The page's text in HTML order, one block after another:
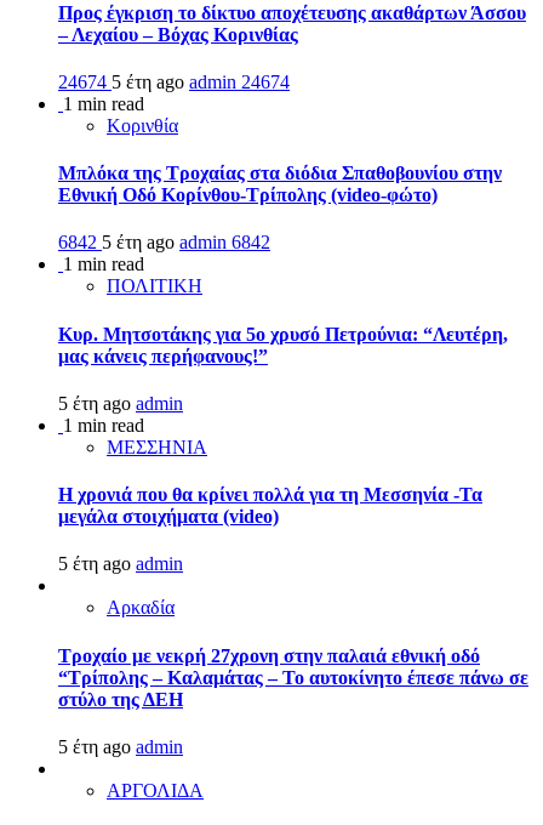
Προς έγκριση το δίκτυο αποχέτευσης ακαθάρτων Άσσου
– Λεχαίου – Βόχας Κορινθίας
24674 5 έτη ago admin 24674
1 min read
Κορινθία
Μπλόκα της Τροχαίας στα διόδια Σπαθοβουνίου στην
Εθνική Οδό Κορίνθου-Τρίπολης (video-φώτο)
6842 5 έτη ago admin 6842
1 min read
ΠΟΛΙΤΙΚΗ
Κυρ. Μητσοτάκης για 5ο χρυσό Πετρούνια: “Λευτέρη,
μας κάνεις περήφανους!”
5 έτη ago admin
1 min read
ΜΕΣΣΗΝΙΑ
Η χρονιά που θα κρίνει πολλά για τη Μεσσηνία -Τα
μεγάλα στοιχήματα (video)
5 έτη ago admin
Αρκαδία
Τροχαίο με νεκρή 27χρονη στην παλαιά εθνική οδό
“Τρίπολης – Καλαμάτας – Το αυτοκίνητο έπεσε πάνω σε
στύλο της ΔΕΗ
5 έτη ago admin
ΑΡΓΟΛΙΔΑ